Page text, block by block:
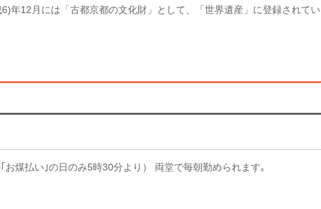
年12月には「古都京都の文化財」として、「世界遺産」に登録されてい
煤払い｣の日のみ5時30分より） 両堂で毎朝勤められます｡